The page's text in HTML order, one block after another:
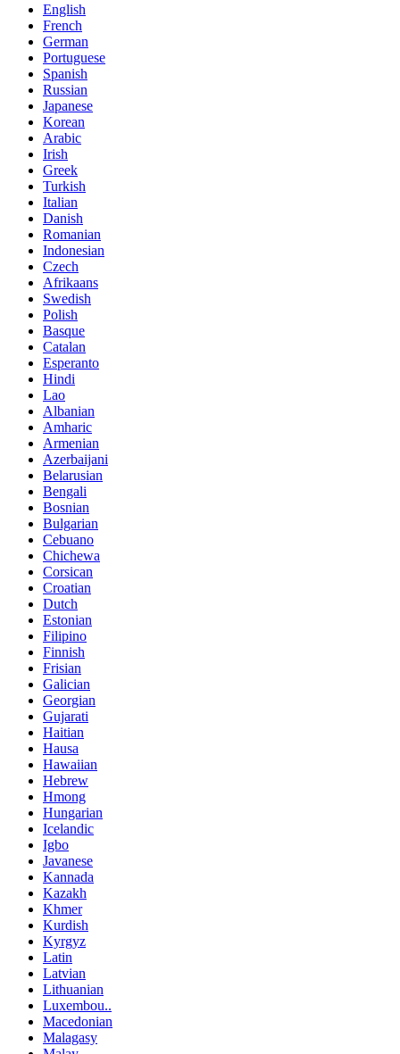
English
French
German
Portuguese
Spanish
Russian
Japanese
Korean
Arabic
Irish
Greek
Turkish
Italian
Danish
Romanian
Indonesian
Czech
Afrikaans
Swedish
Polish
Basque
Catalan
Esperanto
Hindi
Lao
Albanian
Amharic
Armenian
Azerbaijani
Belarusian
Bengali
Bosnian
Bulgarian
Cebuano
Chichewa
Corsican
Croatian
Dutch
Estonian
Filipino
Finnish
Frisian
Galician
Georgian
Gujarati
Haitian
Hausa
Hawaiian
Hebrew
Hmong
Hungarian
Icelandic
Igbo
Javanese
Kannada
Kazakh
Khmer
Kurdish
Kyrgyz
Latin
Latvian
Lithuanian
Luxembou..
Macedonian
Malagasy